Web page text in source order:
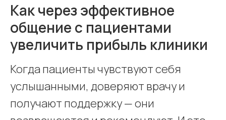
Как через эффективное
общение с пациентами
увеличить прибыль клиники
Когда пациенты чувствуют себя
услышанными, доверяют врачу и
получают поддержку — они